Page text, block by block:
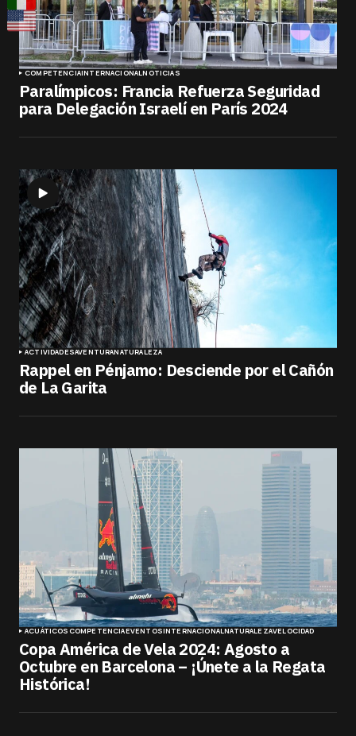
COMPETENCIAINTERNACIONALNOTICIAS
Paralímpicos: Francia Refuerza Seguridad
para Delegación Israelí en París 2024
ACTIVIDADESAVENTURANATURALEZA
Rappel en Pénjamo: Desciende por el Cañón
de La Garita
ACUÁTICOSCOMPETENCIAEVENTOSINTERNACIONALNATURALEZAVELOCIDAD
Copa América de Vela 2024: Agosto a
Octubre en Barcelona – ¡Únete a la Regata
Histórica!